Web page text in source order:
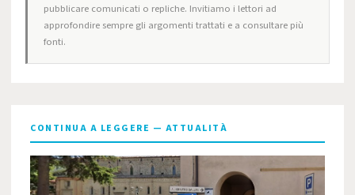
pubblicare comunicati o repliche. Invitiamo i lettori ad
approfondire sempre gli argomenti trattati e a consultare più
fonti.
CONTINUA A LEGGERE — ATTUALITÀ